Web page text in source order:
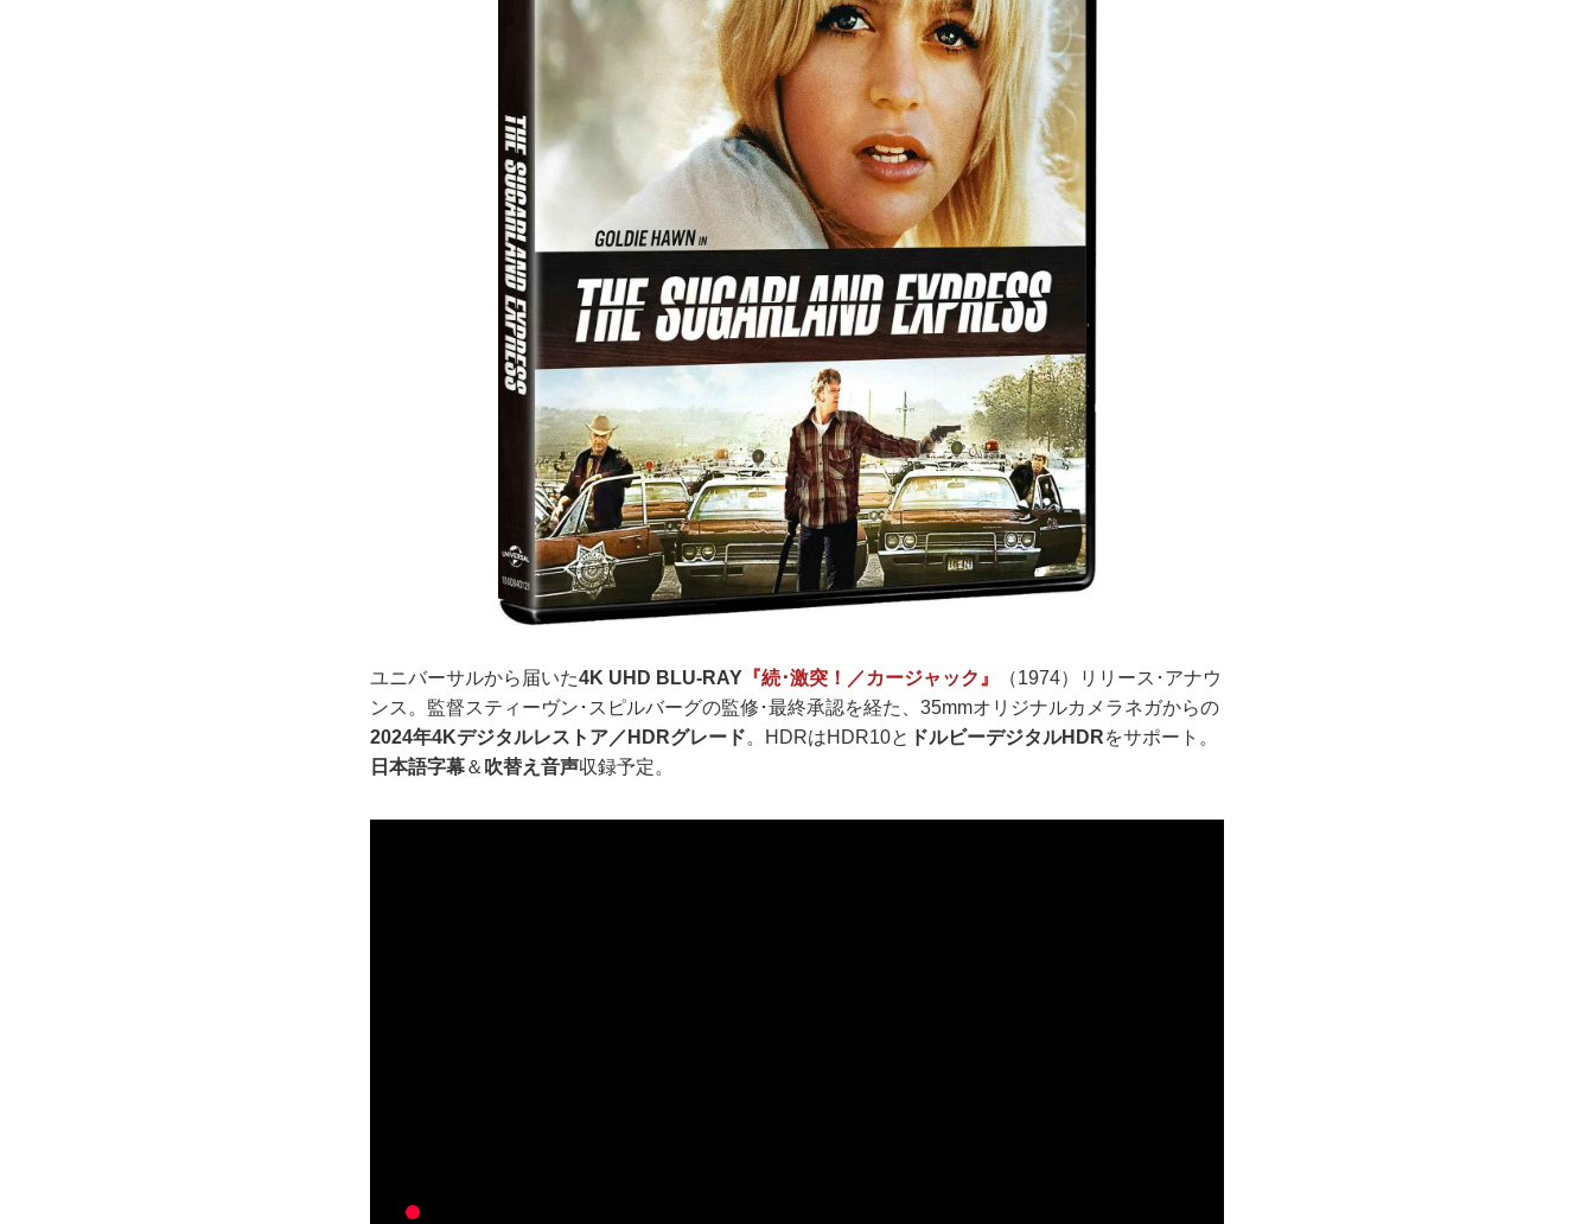
ユニバーサルから届いた4K UHD BLU-RAY 『続･激突！／カージャック』
（1974）リリース･アナウ
ンス。監督スティーヴン･スピルバーグの監修･最終承認を経た、35mmオリジナルカメラネガからの
2024年4Kデジタルレストア／HDRグレード。HDRはHDR10と ドルビーデジタルHDRをサポート。
日本語字幕＆ 吹替え音声収録予定。